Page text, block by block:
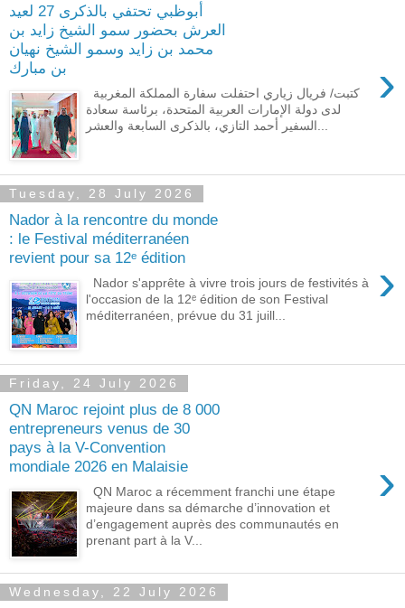
أبوظبي تحتفي بالذكرى 27 لعيد
العرش بحضور سمو الشيخ زايد بن
محمد بن زايد وسمو الشيخ نهيان
بن مبارك
›
لدى دولة الإمارات العربية المتحدة، برئاسة سعادة
السفير أحمد التازي، بالذكرى السابعة والعشر...
Tuesday, 28 July 2026
Nador à la rencontre du monde
: le Festival méditerranéen
revient pour sa 12ᵉ édition
›
Nador s'apprête à vivre trois jours de festivités à
l'occasion de la 12ᵉ édition de son Festival
méditerranéen, prévue du 31 juill...
Friday, 24 July 2026
QN Maroc rejoint plus de 8 000
entrepreneurs venus de 30
pays à la V-Convention
mondiale 2026 en Malaisie
›
QN Maroc a récemment franchi une étape
majeure dans sa démarche d’innovation et
d’engagement auprès des communautés en
prenant part à la V...
Wednesday, 22 July 2026